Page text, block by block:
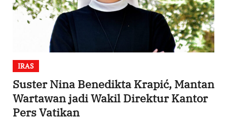
IRAS
Suster Nina Benedikta Krapić, Mantan
Wartawan jadi Wakil Direktur Kantor
Pers Vatikan